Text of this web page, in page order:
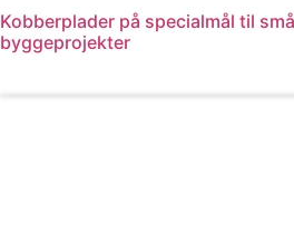
Kobberplader på specialmål til
byggeprojekter